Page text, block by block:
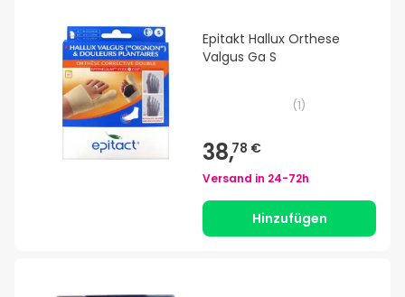
Epitakt Hallux Orthese
Valgus Ga S
(1)
38,78 €
Versand in 24-72h
Hinzufügen